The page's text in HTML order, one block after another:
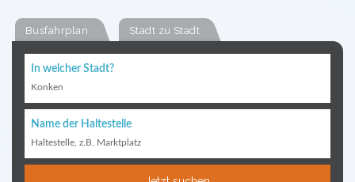
Busfahrplan Stadt zu Stadt
In welcher Stadt?
Konken
Name der Haltestelle
Haltestelle, z.B. Marktplatz